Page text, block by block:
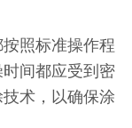
照标准操作程
间都应受到密
术，以确保涂